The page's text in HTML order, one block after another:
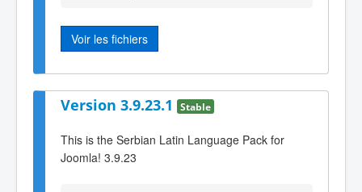
Voir les fichiers
Version 3.9.23.1 Stable
This is the Serbian Latin Language Pack for
Joomla! 3.9.23